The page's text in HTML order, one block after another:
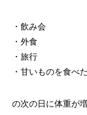
・飲み会
・外食
・旅行
・甘いものを食べ
の次の日に体重が